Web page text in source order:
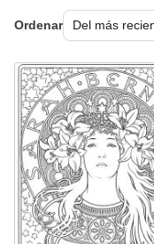
Ordenar